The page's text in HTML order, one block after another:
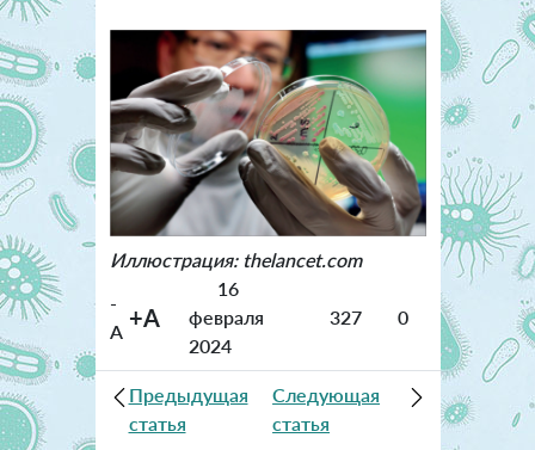
Иллюстрация: thelancet.com
-
A +A
16
февраля
2024
327 0
Предыдущая
статья
Следующая
статья